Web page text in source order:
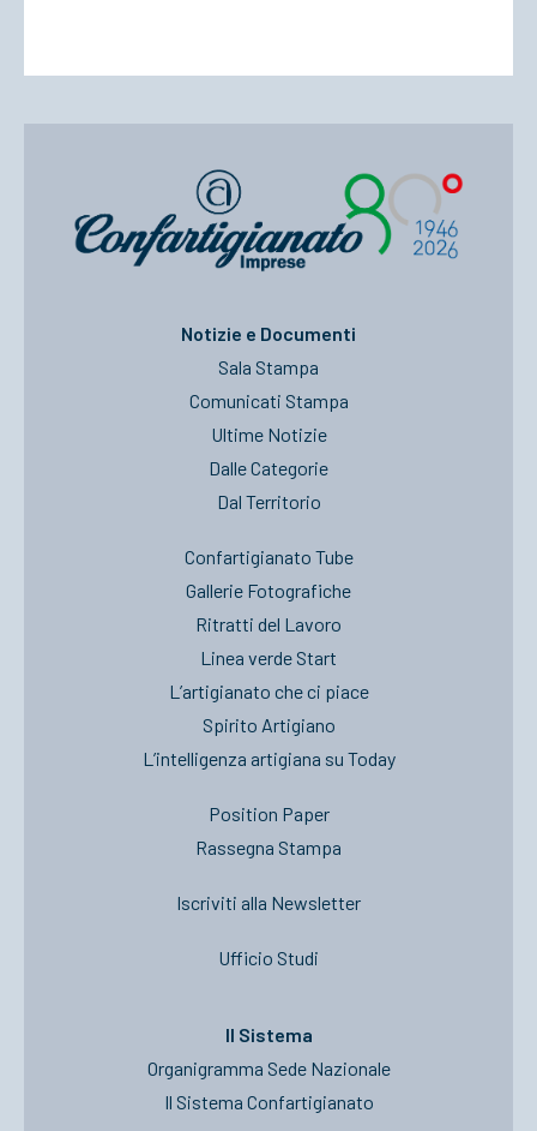
Notizie e Documenti
Sala Stampa
Comunicati Stampa
Ultime Notizie
Dalle Categorie
Dal Territorio
Confartigianato Tube
Gallerie Fotografiche
Ritratti del Lavoro
Linea verde Start
L’artigianato che ci piace
Spirito Artigiano
L’intelligenza artigiana su Today
Position Paper
Rassegna Stampa
Iscriviti alla Newsletter
Ufficio Studi
Il Sistema
Organigramma Sede Nazionale
Il Sistema Confartigianato